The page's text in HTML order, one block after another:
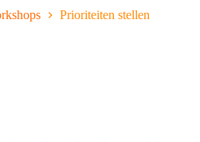
Prioriteiten stellen